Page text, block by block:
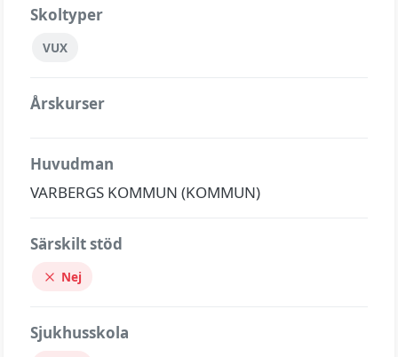
Skoltyper
VUX
Årskurser
Huvudman
VARBERGS KOMMUN (KOMMUN)
Särskilt stöd
Nej
Sjukhusskola